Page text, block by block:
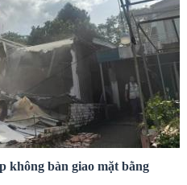
không bàn giao mặt bằng